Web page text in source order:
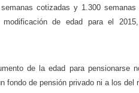
cotizadas y 1.300
de edad para el
de la edad para pensionarse
fondo de pensión privado ni a los del